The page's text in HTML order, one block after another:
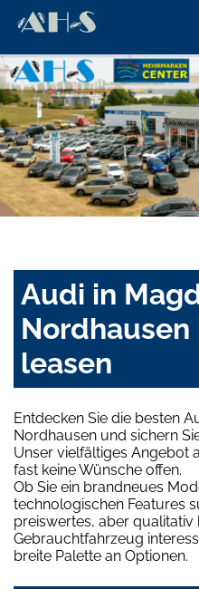
Audi in
leasen
Entdecken Sie die besten
Nordhausen und sichern
Unser vielfältiges Angebot
fast keine Wünsche offen.
Ob Sie ein brandneues
technologischen Features
preiswertes, aber qualitativ
Gebrauchtfahrzeug
breite Palette an Optionen.